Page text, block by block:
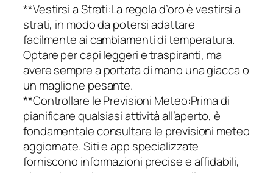
**Vestirsi a Strati:La regola d’oro è vestirsi a
strati, in modo da potersi adattare
facilmente ai cambiamenti di temperatura.
Optare per capi leggeri e traspiranti, ma
avere sempre a portata di mano una giacca o
un maglione pesante.
**Controllare le Previsioni Meteo:Prima di
pianificare qualsiasi attività all’aperto, è
fondamentale consultare le previsioni meteo
aggiornate. Siti e app specializzate
forniscono informazioni precise e affidabili,